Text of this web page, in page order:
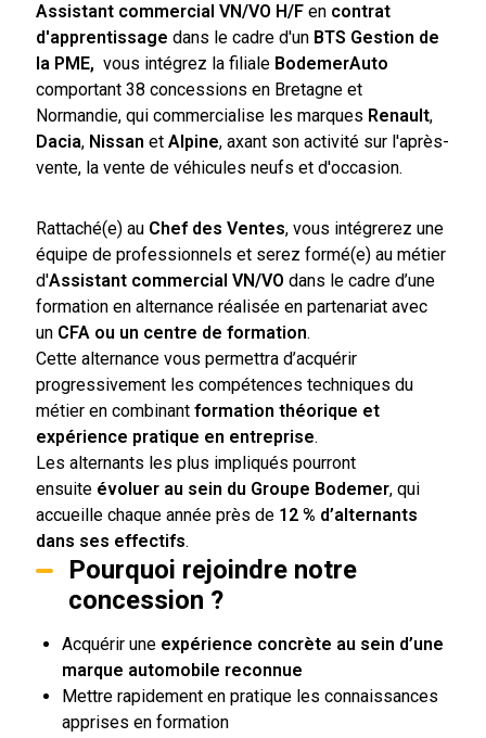
Assistant commercial VN/VO H/Fencontrat
d'apprentissage dans le cadre d'un BTS Gestion de
la PME, vous intégrez la filialeBodemerAuto
comportant 38 concessions en Bretagne et
Normandie, qui commercialise les marques Renault,
Dacia, Nissan et Alpine, axant son activité sur l'après-
vente, la vente de véhicules neufs et d'occasion.
Rattaché(e) au Chef des Ventes, vous intégrerez une
équipe de professionnels et serez formé(e) au métier
d'Assistant commercial VN/VO dans le cadre d’une
formation en alternance réalisée en partenariat avec
un CFA ou un centre de formation.
Cette alternance vous permettra d’acquérir
progressivement les compétences techniques du
métier en combinant formation théorique et
expérience pratique en entreprise.
Les alternants les plus impliqués pourront
ensuite évoluer au sein du Groupe Bodemer, qui
accueille chaque année près de 12 % d’alternants
dans ses effectifs.
Pourquoi rejoindre notre
concession ?
Acquérir une expérience concrète au sein d’une
marque automobile reconnue
Mettre rapidement en pratique les connaissances
apprises en formation